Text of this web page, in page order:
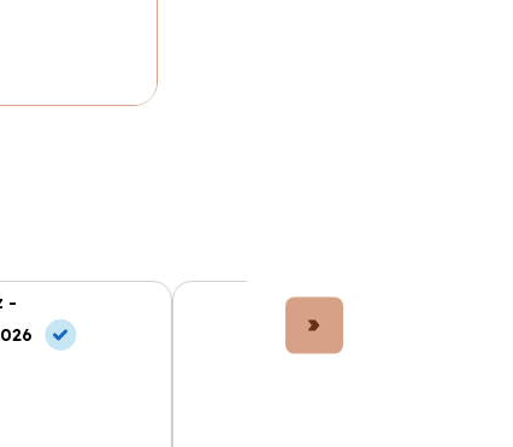
-
Lucía Fernández -
10 Jul, 2026